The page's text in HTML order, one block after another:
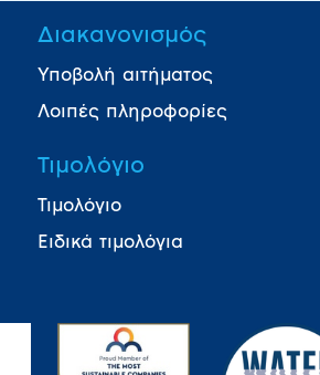
Διακανονισμός
Υποβολή αιτήματος
Λοιπές πληροφορίες
Τιμολόγιο
Τιμολόγιο
Ειδικά τιμολόγια